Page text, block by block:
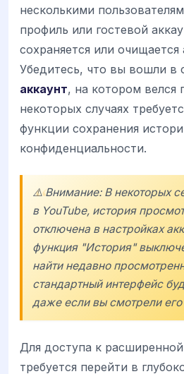
несколькими
профиль или гостевой
сохраняется или очищается
Убедитесь, что вы вошли в
аккаунт, на котором велся
некоторых случаях
функции сохранения
конфиденциальности.
⚠️ Внимание: В некоторых
в YouTube, история
отключена в настройках
функция "История"
найти недавно
стандартный интерфейс
даже если вы смотрели
Для доступа к
требуется перейти в